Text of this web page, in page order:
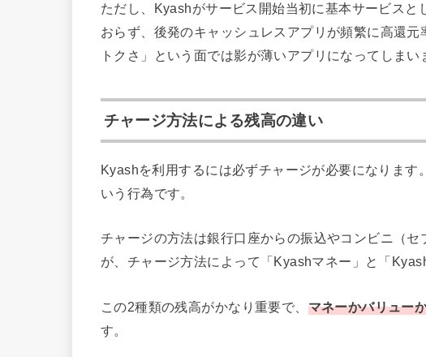
ただし、Kyashがサービス開始当初に基本サービス
おらず、後発のキャッシュレスアプリが頻繁に高還
トクさ」という面では影が薄いアプリになってしまい
チャージ方法による残高の違い
Kyashを利用するには必ずチャージが必要になります
いう行為です。
チャージの方法は銀行口座からの振込やコンビニ（
が、チャージ方法によって「Kyashマネー」と「
この2種類の残高がかなり重要で、 マネーかバリュー
す。